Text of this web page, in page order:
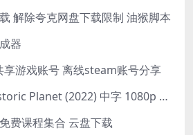
解除夸克网盘下载限制 油猴脚本
器
游戏账号 离线steam账号分享
史前星球 Prehistoric Planet (2022) 中字 1080p 高清 阿里云盘 2022.5.27已更新全集
费课程集合 云盘下载